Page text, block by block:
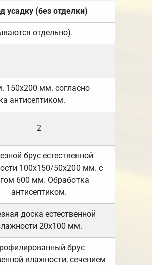
усадку (без отделки)
отдельно).
150х200 мм. согласно
антисептиком.
2
брус естественной
100х150/50х200 мм. с
600 мм. Обработка
антисептиком.
доска естественной
20х100 мм.
брус
влажности, сечением